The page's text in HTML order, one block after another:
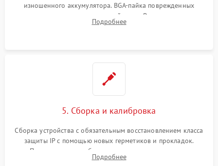
изношенного аккумулятора. BGA-пайка поврежденных
контроллеров на материнской плате. Восстановление
разъемов и кнопок, замена поврежденных элементов
Подробнее
5. Сборка и калибровка
Сборка устройства с обязательным восстановлением класса
защиты IP с помощью новых герметиков и прокладок.
Программная калибровка матрицы по эталонному
абсолютно черному телу для точного измерения температур.
Подробнее